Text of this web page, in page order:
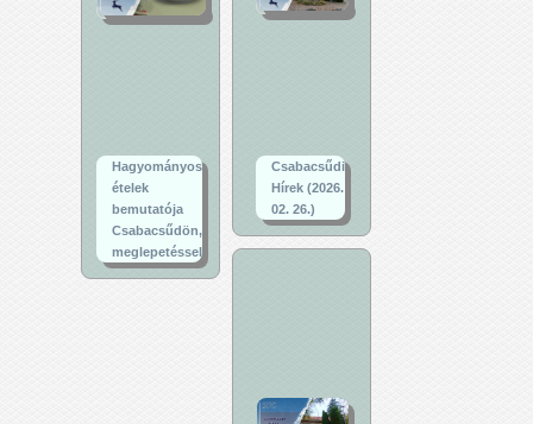
Hagyományos
ételek
bemutatója
Csabacsűdön,
meglepetéssel
Csabacsűdi
Hírek (2026.
02. 26.)